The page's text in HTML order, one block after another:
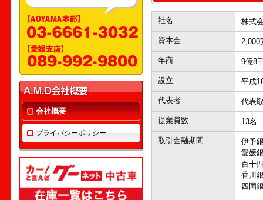
会社概要
プライバシーポリシー
社名 株式
資本金 2,000
年商 9億8
設立 平成
代表者 代表
従業員数 13名
取引金融期間
伊予
愛媛
百十
香川
四国